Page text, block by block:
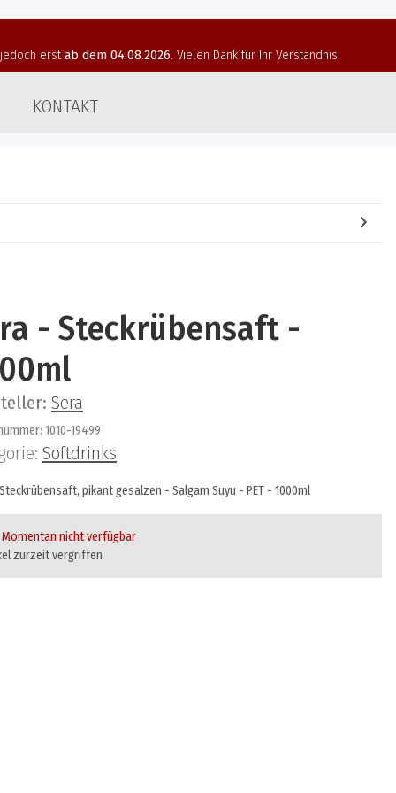
erstab dem 04.08.2026. Vielen Dank für Ihr Verständnis!
KONTAKT
- Steckrübensaft -
Sera
1010-19499
Softdrinks
pikant gesalzen - Salgam Suyu - PET - 1000ml
Momentan nicht verfügbar
zurzeit vergriffen